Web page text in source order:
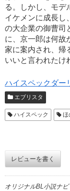
る。しかし、モデ
イケメンに成長し
の大企業の御曹司
に、京一郎は何故
家に案内され、帰
いいと言われた
ハイスペックダー
エブリスタ
ハイスペック ほ
レビューを書く
オリジナルBL小説ナビ